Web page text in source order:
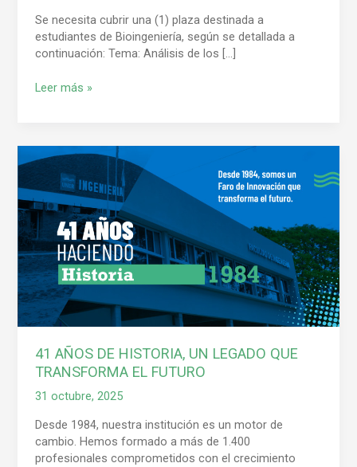
Se necesita cubrir una (1) plaza destinada a
estudiantes de Bioingeniería, según se detallada a
continuación: Tema: Análisis de los […]
Leer más »
41 AÑOS DE HISTORIA, UN LEGADO QUE
TRANSFORMA EL FUTURO
31 octubre, 2025
Desde 1984, nuestra institución es un motor de
cambio. Hemos formado a más de 1.400
profesionales comprometidos con el crecimiento
AÑOS
DE
HISTORIA,
UN
LEGADO
QUE
TRANSFORMA
EL
FUTURO